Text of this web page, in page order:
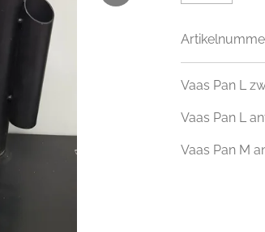
Vaas Pan L
Vaas Pan L
Vaas Pan M